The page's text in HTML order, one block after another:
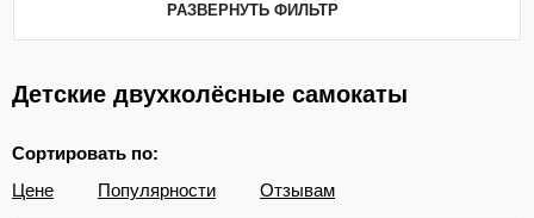
РАЗВЕРНУТЬ ФИЛЬТР
Детские двухколёсные самокаты
Сортировать по:
Цене
Популярности Отзывам